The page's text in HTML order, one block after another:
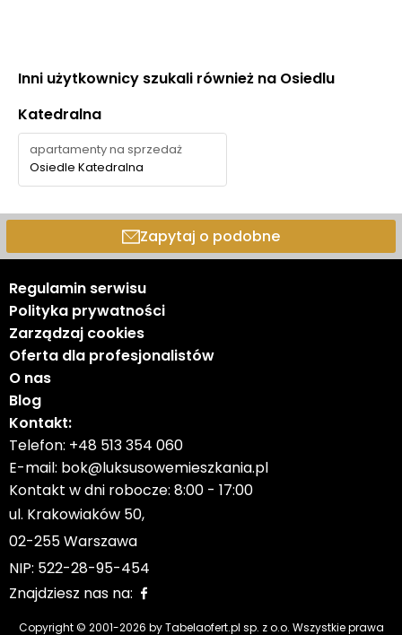
Inni użytkownicy szukali również na Osiedlu
Katedralna
apartamenty na sprzedaż
Osiedle Katedralna
Zapytaj o podobne
Regulamin serwisu
Polityka prywatności
Zarządzaj cookies
Oferta dla profesjonalistów
O nas
Blog
Kontakt:
Telefon: +48 513 354 060
E-mail: bok@luksusowemieszkania.pl
Kontakt w dni robocze: 8:00 - 17:00
ul. Krakowiaków 50,
02-255 Warszawa
NIP: 522-28-95-454
Znajdziesz nas na:
Copyright © 2001-2026 by Tabelaofert.pl sp. z o.o. Wszystkie prawa